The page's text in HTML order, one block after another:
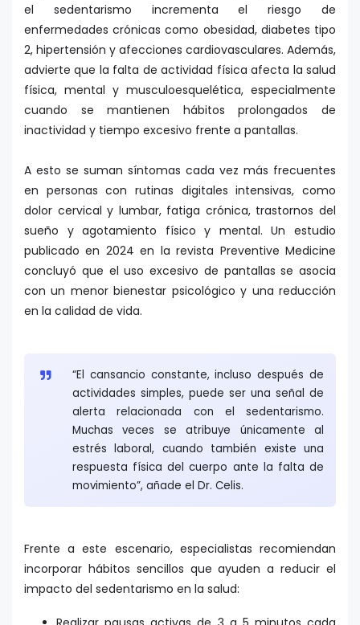
el sedentarismo incrementa el riesgo de
enfermedades crónicas como obesidad, diabetes tipo
2, hipertensión y afecciones cardiovasculares. Además,
advierte que la falta de actividad física afecta la salud
física, mental y musculoesquelética, especialmente
cuando se mantienen hábitos prolongados de
inactividad y tiempo excesivo frente a pantallas.
A esto se suman síntomas cada vez más frecuentes
en personas con rutinas digitales intensivas, como
dolor cervical y lumbar, fatiga crónica, trastornos del
sueño y agotamiento físico y mental. Un estudio
publicado en 2024 en la revista Preventive Medicine
concluyó que el uso excesivo de pantallas se asocia
con un menor bienestar psicológico y una reducción
en la calidad de vida.
“El cansancio constante, incluso después de
actividades simples, puede ser una señal de
alerta relacionada con el sedentarismo.
Muchas veces se atribuye únicamente al
estrés laboral, cuando también existe una
respuesta física del cuerpo ante la falta de
movimiento”, añade el Dr. Celis.
Frente a este escenario, especialistas recomiendan
incorporar hábitos sencillos que ayuden a reducir el
impacto del sedentarismo en la salud: